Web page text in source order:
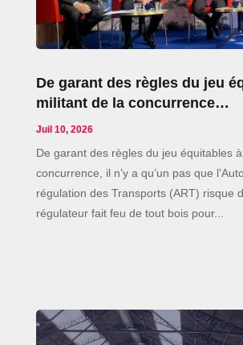
De garant des règles du jeu
militant de la concurrence…
Juil 10, 2026
De garant des règles du jeu équitables
concurrence, il n’y a qu’un pas que
régulation des Transports (ART) risque
régulateur fait feu de tout bois pour...